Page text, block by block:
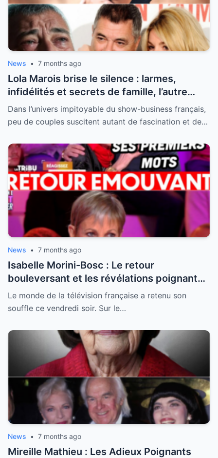
News • 7 months ago
Lola Marois brise le silence : larmes,
infidélités et secrets de famille, l’autre
visage de Jean-Marie Bigard enfin dévoilé
Dans l’univers impitoyable du show-business français,
peu de couples suscitent autant de fascination et de…
News • 7 months ago
Isabelle Morini-Bosc : Le retour
bouleversant et les révélations poignantes
après la perte de son mari
Le monde de la télévision française a retenu son
souffle ce vendredi soir. Sur le…
News • 7 months ago
Mireille Mathieu : Les Adieux Poignants